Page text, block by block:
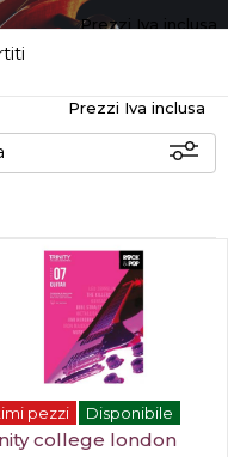
Prezzi Iva inclusa
Prezzi Iva inclusa
pezzi Disponibile
college london